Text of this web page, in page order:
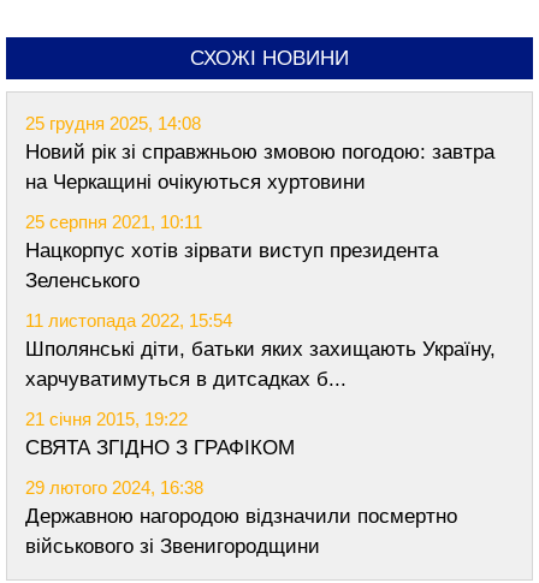
СХОЖІ НОВИНИ
25 грудня 2025, 14:08
Новий рік зі справжньою змовою погодою: завтра
на Черкащині очікуються хуртовини
25 серпня 2021, 10:11
Нацкорпус хотів зірвати виступ президента
Зеленського
11 листопада 2022, 15:54
Шполянські діти, батьки яких захищають Україну,
харчуватимуться в дитсадках б...
21 січня 2015, 19:22
СВЯТА ЗГІДНО З ГРАФІКОМ
29 лютого 2024, 16:38
Державною нагородою відзначили посмертно
військового зі Звенигородщини